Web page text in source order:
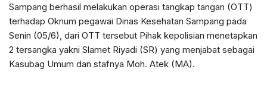
Sampang berhasil melakukan operasi tangkap tangan (OTT)
terhadap Oknum pegawai Dinas Kesehatan Sampang pada
Senin (05/6), dari OTT tersebut Pihak kepolisian menetapkan
2 tersangka yakni Slamet Riyadi (SR) yang menjabat sebagai
Kasubag Umum dan stafnya Moh. Atek (MA).